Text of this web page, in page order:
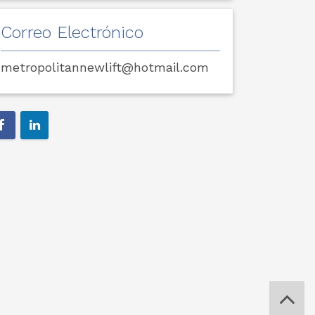
Correo Electrónico
metropolitannewlift@hotmail.com